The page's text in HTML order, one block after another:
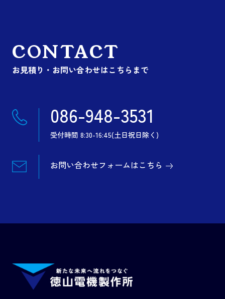
CONTACT
お見積り・お問い合わせはこちらまで
086-948-3531
受付時間 8:30-16:45(土日祝日除く)
お問い合わせフォームはこちら